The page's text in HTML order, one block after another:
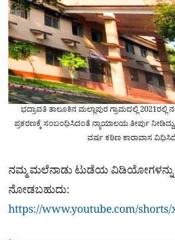
ಭದ್ರಾವತಿ ತಾಲೂಕಿನ ಮಲ್ಲಾಪುರ ಗ್ರಾಮದಲ್ಲಿ 2021ರಲ್ಲಿ
ಪ್ರಕರಣಕ್ಕೆ ಸಂಬಂಧಿಸಿದಂತೆ ನ್ಯಾಯಾಲಯ ತೀರ್ಪು
ವರ್ಷ ಕಠಿಣ ಕಾರಾವಾಸ
ನಮ್ಮ ಮಲೆನಾಡು ಟುಡೆಯ ವಿಡಿಯೋಗಳನ್ನು
ನೋಡಬಹುದು:
https://www.youtube.com/